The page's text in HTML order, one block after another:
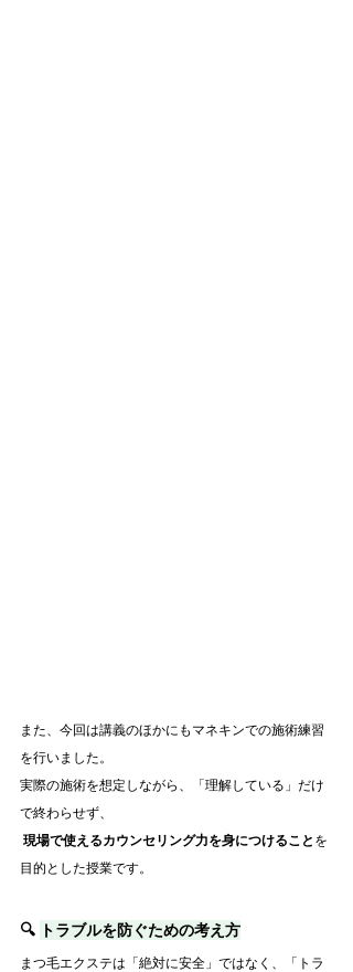
また、今回は講義のほかにもマネキンでの施術練習
を行いました。
実際の施術を想定しながら、「理解している」だけ
で終わらせず、
現場で使えるカウンセリング力を身につけること を
目的とした授業です。
🔍 トラブルを防ぐための考え方
まつ毛エクステは「絶対に安全」ではなく、「トラ